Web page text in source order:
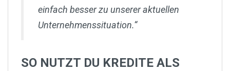
einfach besser zu unserer aktuellen
Unternehmenssituation.“
SO NUTZT DU KREDITE ALS